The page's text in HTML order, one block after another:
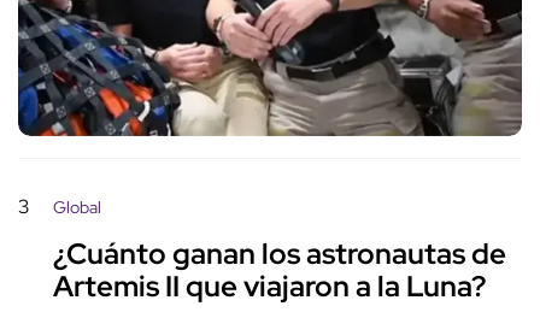
3 Global
¿Cuánto ganan los astronautas de
Artemis II que viajaron a la Luna?